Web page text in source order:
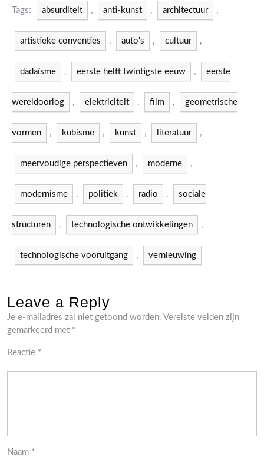
Tags: absurditeit , anti-kunst , architectuur ,
artistieke conventies , auto's , cultuur ,
dadaïsme , eerste helft twintigste eeuw , eerste
wereldoorlog , elektriciteit , film , geometrische
vormen , kubisme , kunst , literatuur ,
meervoudige perspectieven , moderne ,
modernisme , politiek , radio , sociale
structuren , technologische ontwikkelingen ,
technologische vooruitgang , vernieuwing
Leave a Reply
Je e-mailadres zal niet getoond worden. Vereiste velden zijn
gemarkeerd met *
Reactie *
Naam *